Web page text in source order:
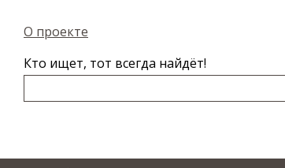
О проекте
Кто ищет, тот всегда найдёт!